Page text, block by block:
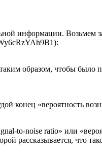
информации.
образом, чтобы
конец «вероятность
to-noise ratio» или
рассказывается, что